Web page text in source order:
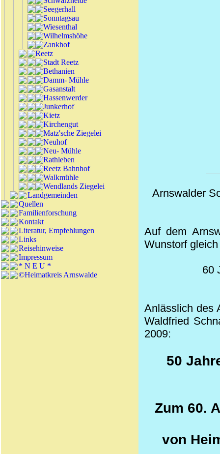
Seegerhall
Sonntagsau
Wiesenthal
Wilhelmshöhe
Zankhof
Reetz
Stadt Reetz
Bethanien
Damm- Mühle
Gasanstalt
Hassenwerder
Junkerhof
Kietz
Kirchengut
Matz'sche Ziegelei
Neuhof
Neu- Mühle
Rathleben
Reetz Bahnhof
Walkmühle
Wendlands Ziegelei
Landgemeinden
Quellen
Familienforschung
Kontakt
Literatur, Empfehlungen
Links
Reisehinweise
Impressum
* N E U *
©Heimatkreis Arnswalde
Arnswalder
Auf dem
Wunstorf
60
Anlässlich des
Waldfried
2009:
50
Zum 60.
von